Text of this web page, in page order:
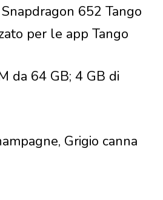
Snapdragon 652 Tango
per le app Tango
da 64 GB; 4 GB di
Grigio canna